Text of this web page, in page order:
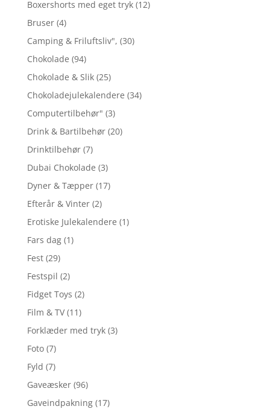
Boxershorts med eget tryk (12)
Bruser (4)
Camping & Friluftsliv", (30)
Chokolade (94)
Chokolade & Slik (25)
Chokoladejulekalendere (34)
Computertilbehør" (3)
Drink & Bartilbehør (20)
Drinktilbehør (7)
Dubai Chokolade (3)
Dyner & Tæpper (17)
Efterår & Vinter (2)
Erotiske Julekalendere (1)
Fars dag (1)
Fest (29)
Festspil (2)
Fidget Toys (2)
Film & TV (11)
Forklæder med tryk (3)
Foto (7)
Fyld (7)
Gaveæsker (96)
Gaveindpakning (17)